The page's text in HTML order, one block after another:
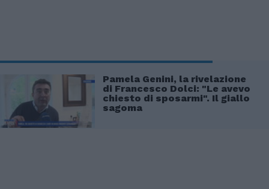
Pamela Genini, la rivelazione
di Francesco Dolci: "Le avevo
chiesto di sposarmi". Il giallo
sagoma